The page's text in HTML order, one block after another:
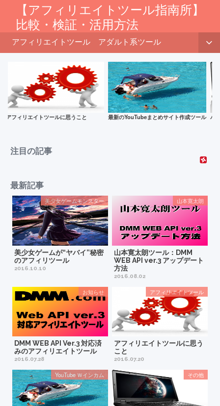
【アフィリエイトツール指南所】
比較・検証・活用方法
アフィリエイトツール アダルト系ツール
最新のYouTubeまとめサイト作成ツール パソコンは壊れる前に買い換えるべし
注目の記事
最新記事
美少女ゲームが“ヤバイ”秘密
のアフィリツール
2016.10.10
美少女ゲームモンスター
山本寛太朗ツール：DMM
WEB API ver.3 アップデート
方法
2016.08.02
山本寛太朗
DMM WEB API Ver.3 対応済
みのアフィリエイトツール
2016.07.28
お知らせ
アフィリエイトツールに思う
こと
2016.07.20
アフィリエイトツール
YouTube Ｗインカム その他